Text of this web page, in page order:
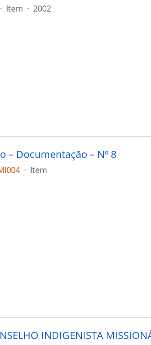
· Item · 2002
– Documentação – Nº 8
· Item